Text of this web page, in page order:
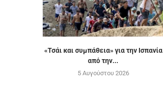
«Τσάι και συμπάθεια» για την Ισπανία
από την...
5 Αυγούστου 2026